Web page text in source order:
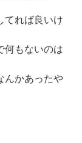
てれば良いけ
何もないのは
んかあったや